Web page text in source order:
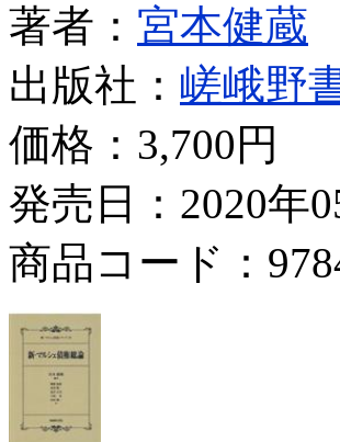
著者： 宮本健蔵
出版社： 嵯峨野
価格： 3,700円
発売日：2020年
商品コード：